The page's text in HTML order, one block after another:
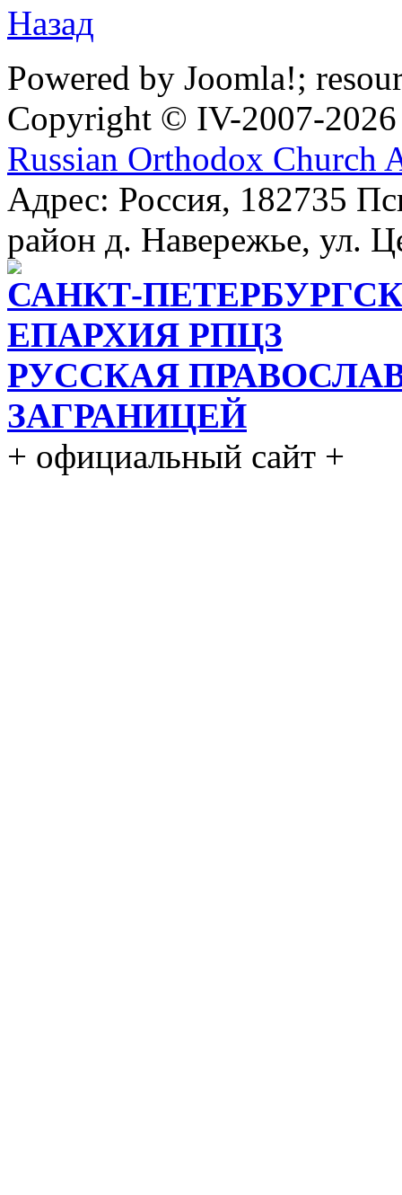
Назад
Powered by Joomla!;
Copyright © IV-2007-2026
Russian Orthodox Church
Адрес: Россия, 182735
район д. Навережье, ул.
САНКТ-
ЕПАРХИЯ РПЦЗ
РУССКАЯ
ЗАГРАНИЦЕЙ
+ официальный сайт +